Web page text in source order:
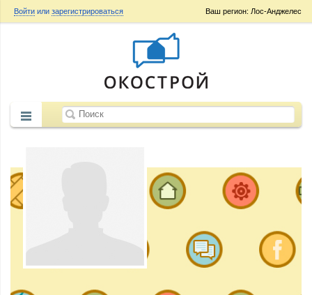
Ваш регион: Лос-Анджелес
Войти или зарегистрироваться